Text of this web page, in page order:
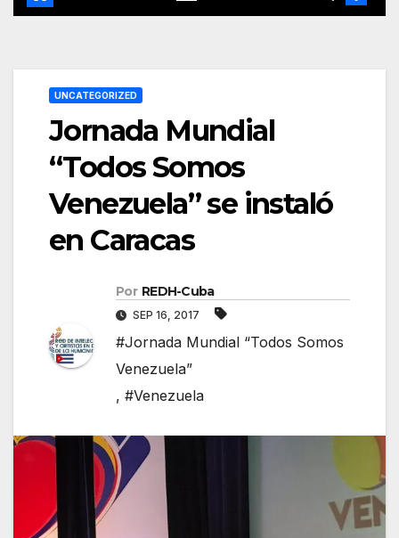
UNCATEGORIZED
Jornada Mundial
“Todos Somos
Venezuela” se instaló
en Caracas
Por REDH-Cuba
SEP 16, 2017
#Jornada Mundial “Todos Somos
Venezuela”
, #Venezuela